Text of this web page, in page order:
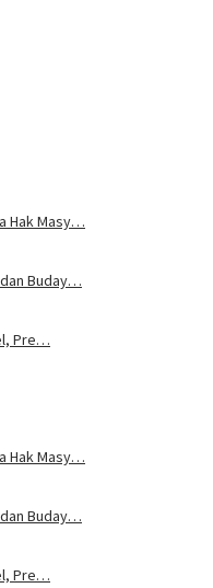
Hak Masy…
Buday…
Pre…
Hak Masy…
Buday…
Pre…